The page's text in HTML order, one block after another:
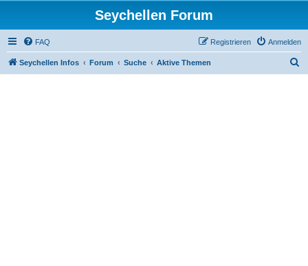
Seychellen Forum
FAQ Anmelden
Registrieren
Seychellen Infos Forum Suche Aktive Themen